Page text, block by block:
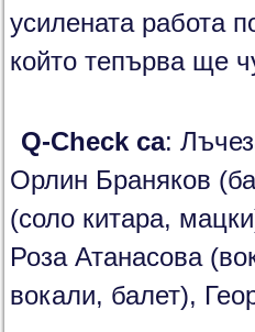
усилената работа
който тепърва ще
Q-Check са:
Орлин Браняков
(соло китара,
Роза Атанасова
вокали, балет),